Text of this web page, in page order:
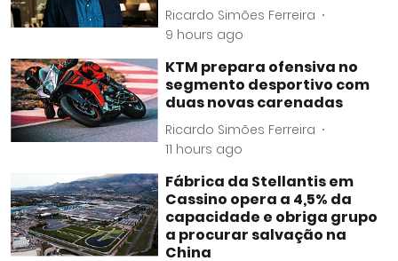
Ricardo Simões Ferreira
9 hours ago
KTM prepara ofensiva no
segmento desportivo com
duas novas carenadas
Ricardo Simões Ferreira
11 hours ago
Fábrica da Stellantis em
Cassino opera a 4,5% da
capacidade e obriga grupo
a procurar salvação na
China